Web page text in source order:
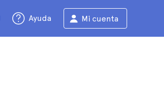
Ayuda Mi cuenta